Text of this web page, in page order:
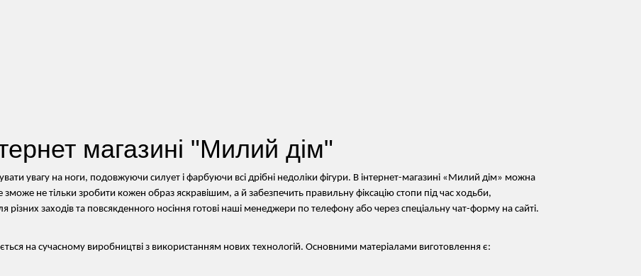
магазині "Милий дім"
увагу на ноги, подовжуючи силует і фарбуючи всі дрібні недоліки фігури. В інтернет-магазині «Милий дім» можна
зможе не тільки зробити кожен образ яскравішим, а й забезпечить правильну фіксацію стопи під час ходьби,
різних заходів та повсякденного носіння готові наші менеджери по телефону або через спеціальну чат-форму на сайті.
на сучасному виробництві з використанням нових технологій. Основними матеріалами виготовлення є: